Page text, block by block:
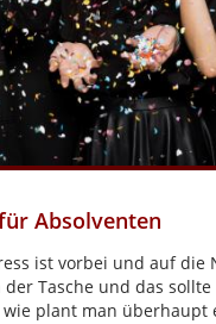
Absolventen
ist vorbei und auf die
Tasche und das
plant man überhaupt